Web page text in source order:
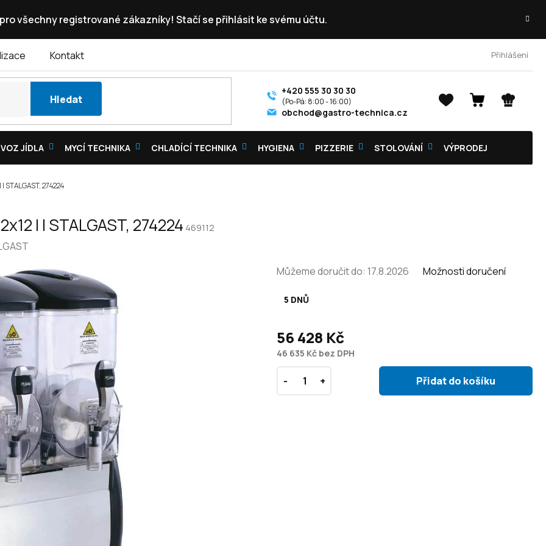
pro všechny registrované zákazníky! Stačí se přihlásit ke svému účtu.
Kontakt Přihlášení
Hledat
NÁKUPNÍ
+420 555 30 30 30
obchod@gastro-technica.cz
JÍDLA MYCÍ TECHNIKA CHLADÍCÍ TECHNIKA HYGIENA PIZZERIE STOLOVÁNÍ VÝPRODEJ
274224
l | STALGAST, 274224 469112
56 428 Kč
46 635 Kč bez DPH
5 DNŮ
Můžeme doručit do: 17.8.2026 Možnosti doručení
Přidat do košíku